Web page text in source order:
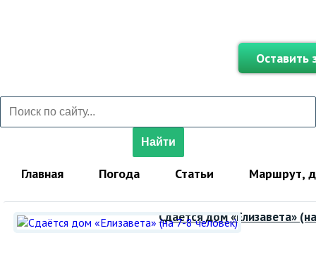
Оставить
Найти
Главная Погода Статьи Маршрут,
Сдаётся дом «Елизавета»